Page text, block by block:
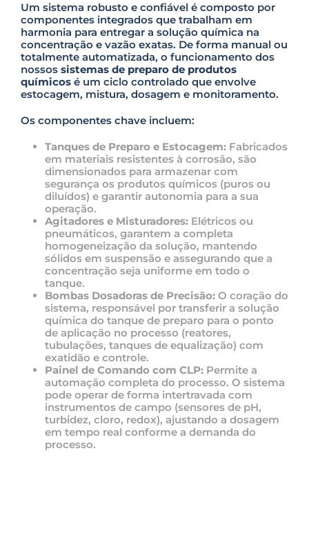
Um sistema robusto e confiável é composto por
componentes integrados que trabalham em
harmonia para entregar a solução química na
concentração e vazão exatas. De forma manual ou
totalmente automatizada, o funcionamento dos
nossos sistemas de preparo de produtos
químicos é um ciclo controlado que envolve
estocagem, mistura, dosagem e monitoramento.
Os componentes chave incluem:
Tanques de Preparo e Estocagem: Fabricados
em materiais resistentes à corrosão, são
dimensionados para armazenar com
segurança os produtos químicos (puros ou
diluídos) e garantir autonomia para a sua
operação.
Agitadores e Misturadores: Elétricos ou
pneumáticos, garantem a completa
homogeneização da solução, mantendo
sólidos em suspensão e assegurando que a
concentração seja uniforme em todo o
tanque.
Bombas Dosadoras de Precisão: O coração do
sistema, responsável por transferir a solução
química do tanque de preparo para o ponto
de aplicação no processo (reatores,
tubulações, tanques de equalização) com
exatidão e controle.
Painel de Comando com CLP: Permite a
automação completa do processo. O sistema
pode operar de forma intertravada com
instrumentos de campo (sensores de pH,
turbidez, cloro, redox), ajustando a dosagem
em tempo real conforme a demanda do
processo.